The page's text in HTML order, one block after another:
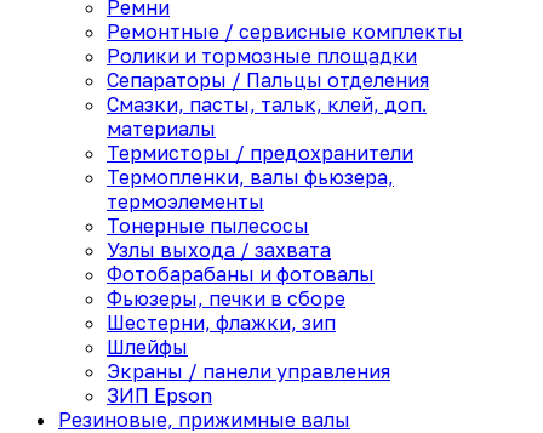
Ремни
Ремонтные / сервисные комплекты
Ролики и тормозные площадки
Сепараторы / Пальцы отделения
Смазки, пасты, тальк, клей, доп.
материалы
Термисторы / предохранители
Термопленки, валы фьюзера,
термоэлементы
Тонерные пылесосы
Узлы выхода / захвата
Фотобарабаны и фотовалы
Фьюзеры, печки в сборе
Шестерни, флажки, зип
Шлейфы
Экраны / панели управления
ЗИП Epson
Резиновые, прижимные валы